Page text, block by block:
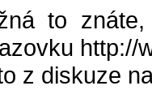
to
http://
z diskuze